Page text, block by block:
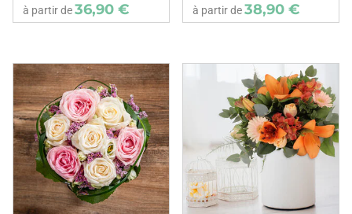
à partir de36,90 € à partir de38,90 €